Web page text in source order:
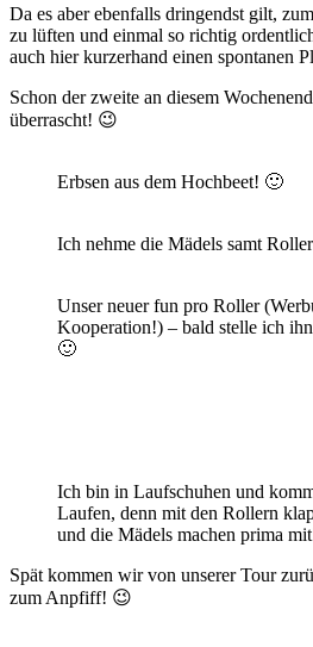
Da es aber ebenfalls dringendst gilt,
zu lüften und einmal so richtig
auch hier kurzerhand einen spontanen
Schon der zweite an diesem
überrascht! 😉
Erbsen aus dem Hochbeet! 🙂
Ich nehme die Mädels samt
Unser neuer fun pro Roller
Kooperation!) – bald stelle ich
🙂
Ich bin in Laufschuhen und
Laufen, denn mit den Rollern
und die Mädels machen prima
Spät kommen wir von unserer Tour
zum Anpfiff! 😉